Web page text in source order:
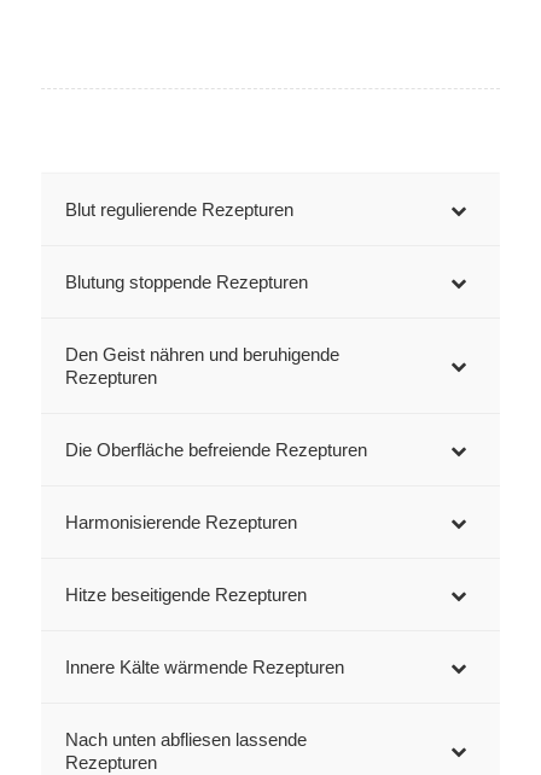
Blut regulierende Rezepturen
Blutung stoppende Rezepturen
Den Geist nähren und beruhigende
Rezepturen
Die Oberfläche befreiende Rezepturen
Harmonisierende Rezepturen
Hitze beseitigende Rezepturen
Innere Kälte wärmende Rezepturen
Nach unten abfliesen lassende
Rezepturen